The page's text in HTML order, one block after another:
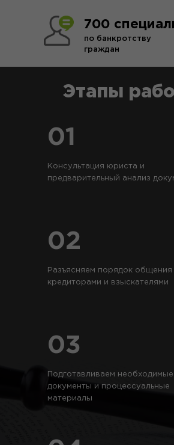
по банкротству
граждан
700
Этапы
01
Консультация юриста и
предварительный анализ
02
Разъясняем порядок общения
кредиторами и взыскателями
03
Подготавливаем необходимые
документы и процессуальные
материалы